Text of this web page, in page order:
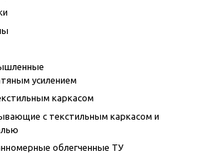
усилением
каркасом
с текстильным каркасом и
облегченные ТУ